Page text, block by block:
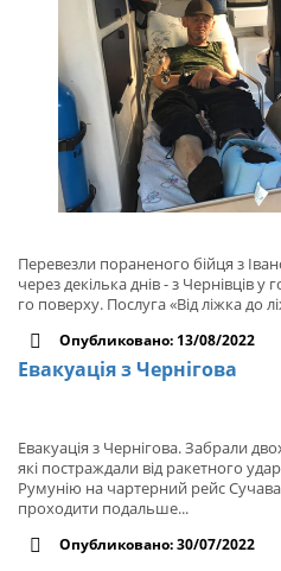
Перевезли пораненого бійця з
через декілька днів - з Чернівців
го поверху. Послуга «Від ліжка до
Опубликовано: 13/08/2022
Евакуація з Чернігова
Евакуація з Чернігова. Забрали
які постраждали від ракетного
Румунію на чартерний рейс
проходити подальше...
Опубликовано: 30/07/2022